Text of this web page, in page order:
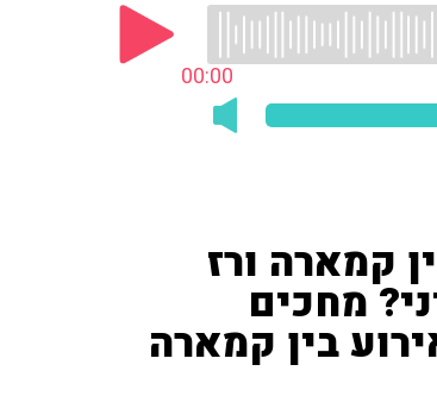
00:00
קמארה ורז
מחכים
בין קמארה